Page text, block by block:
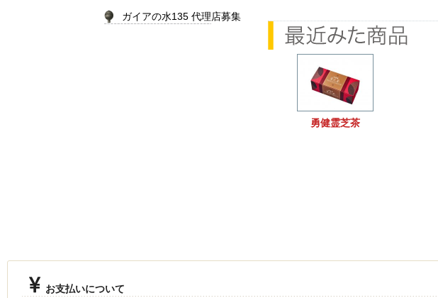
ガイアの水135 代理店募集
勇健霊芝茶
お支払いについて